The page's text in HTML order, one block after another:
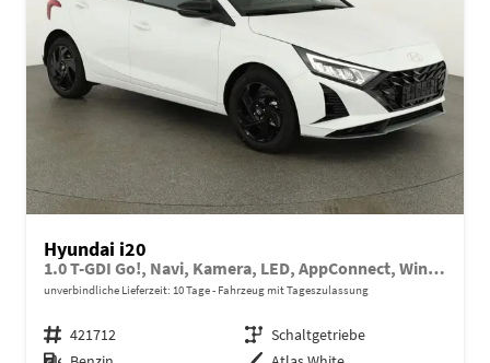
Hyundai i20
1.0 T-GDI Go!, Navi, Kamera, LED, AppConnect, Winter, 16-Zoll, sofort
unverbindliche Lieferzeit: 10 Tage Fahrzeug mit Tageszulassung
Fahrzeugnr. 421712 Getriebe Schaltgetriebe